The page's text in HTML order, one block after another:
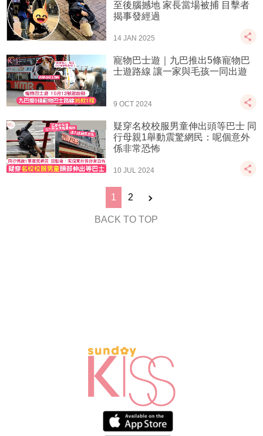
至後腦撼地 家長當場被捕 目擊者
揭事發經過
14 JAN 2025
寵物巴士遊｜九巴推出5條寵物巴
士遊路線 讓一家與毛孩一同出遊
9 OCT 2024
疑穿名校校服男童伸出頭等巴士 同
行母親1舉動震驚網民：呢個意外
係非常恐怖
10 JUL 2024
1 2
BACK TO TOP